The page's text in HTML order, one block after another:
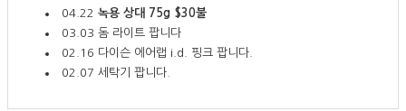
04.22 녹용 상대 75g $30불
03.03 돔 라이트 팝니다
02.16 다이슨 에어랩 i.d. 핑크 팝니다.
02.07 세탁기 팝니다.